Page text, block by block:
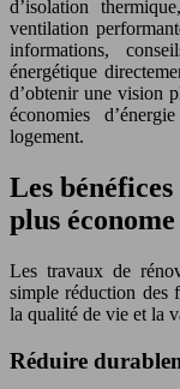
d’isolation
ventilation
informations,
énergétique
d’obtenir une vision
économies
logement.
Les
plus
Les travaux de
simple réduction des
la qualité de vie et la
Réduire